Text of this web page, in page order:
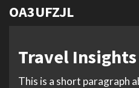
OA3UFZJL
Travel Insights
This is a short paragraph